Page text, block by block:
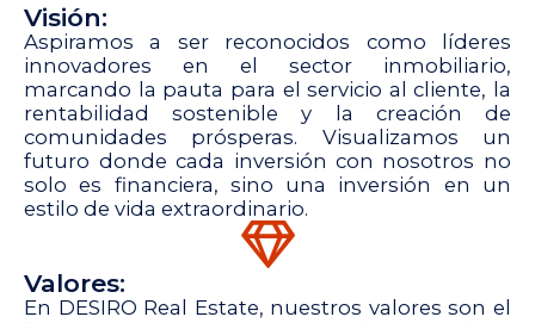
Visión:
Aspiramos a ser reconocidos como líderes
innovadores en el sector inmobiliario,
marcando la pauta para el servicio al cliente, la
rentabilidad sostenible y la creación de
comunidades prósperas. Visualizamos un
futuro donde cada inversión con nosotros no
solo es financiera, sino una inversión en un
estilo de vida extraordinario.
Valores:
En DESIRO Real Estate, nuestros valores son el